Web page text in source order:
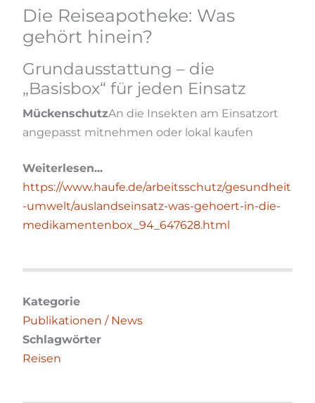
Die Reiseapotheke: Was
gehört hinein?
Grundausstattung – die
„Basisbox“ für jeden Einsatz
MückenschutzAn die Insekten am Einsatzort
angepasst mitnehmen oder lokal kaufen
Weiterlesen...
https://www.haufe.de/arbeitsschutz/gesundheit
-umwelt/auslandseinsatz-was-gehoert-in-die-
medikamentenbox_94_647628.html
Kategorie
Publikationen / News
Schlagwörter
Reisen